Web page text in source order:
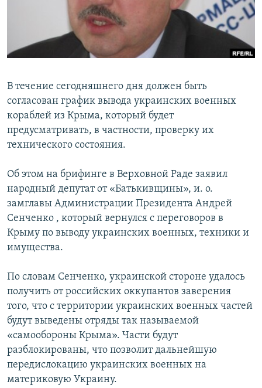
ПОБЕДИТЕЛЕЙ НЕ СУДЯТ?
КРЫМ.НЕПОКОРЕННЫЙ
ПРИСОЕДИНЯЙТЕСЬ!
Все сайты RFE/RL
В течение сегодняшнего дня должен быть
согласован график вывода украинских военных
кораблей из Крыма, который будет
предусматривать, в частности, проверку их
технического состояния.
Об этом на брифинге в Верховной Раде заявил
народный депутат от «Батькивщины», и. о.
замглавы Администрации Президента Андрей
Сенченко , который вернулся с переговоров в
Крыму по выводу украинских военных, техники и
имущества.
По словам Сенченко, украинской стороне удалось
получить от российских оккупантов заверения
того, что с территории украинских военных частей
будут выведены отряды так называемой
«самообороны Крыма». Части будут
разблокированы, что позволит дальнейшую
передислокацию украинских военных на
материковую Украину.